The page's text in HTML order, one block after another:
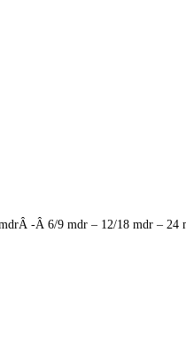
-Â 6/9 mdr – 12/18 mdr –